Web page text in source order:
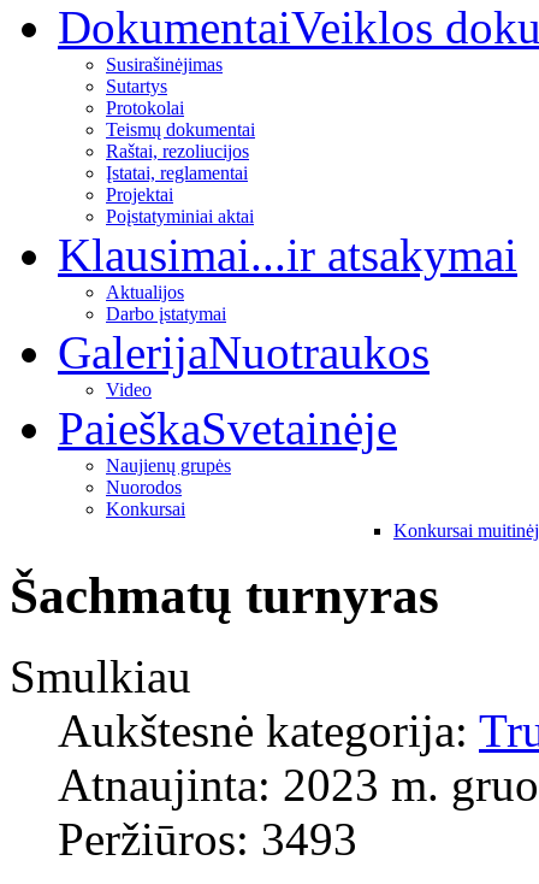
DokumentaiVeiklos
Susirašinėjimas
Sutartys
Protokolai
Teismų dokumentai
Raštai, rezoliucijos
Įstatai, reglamentai
Projektai
Poįstatyminiai aktai
Klausimai...ir atsakymai
Aktualijos
Darbo įstatymai
GalerijaNuotraukos
Video
PaieškaSvetainėje
Naujienų grupės
Nuorodos
Konkursai
Konkursai
Šachmatų turnyras
Smulkiau
Aukštesnė kategorija:
Atnaujinta: 2023 m.
Peržiūros: 3493